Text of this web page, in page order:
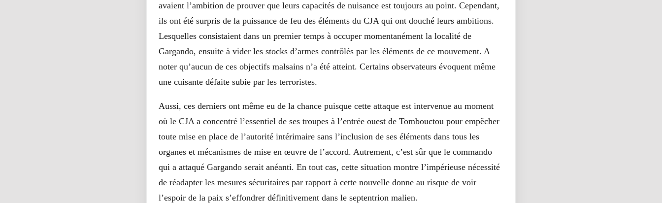
avaient l’ambition de prouver que leurs capacités de nuisance est toujours au point. Cependant,
ils ont été surpris de la puissance de feu des éléments du CJA qui ont douché leurs ambitions.
Lesquelles consistaient dans un premier temps à occuper momentanément la localité de
Gargando, ensuite à vider les stocks d’armes contrôlés par les éléments de ce mouvement. A
noter qu’aucun de ces objectifs malsains n’a été atteint. Certains observateurs évoquent même
une cuisante défaite subie par les terroristes.
Aussi, ces derniers ont même eu de la chance puisque cette attaque est intervenue au moment
où le CJA a concentré l’essentiel de ses troupes à l’entrée ouest de Tombouctou pour empêcher
toute mise en place de l’autorité intérimaire sans l’inclusion de ses éléments dans tous les
organes et mécanismes de mise en œuvre de l’accord. Autrement, c’est sûr que le commando
qui a attaqué Gargando serait anéanti. En tout cas, cette situation montre l’impérieuse nécessité
de réadapter les mesures sécuritaires par rapport à cette nouvelle donne au risque de voir
l’espoir de la paix s’effondrer définitivement dans le septentrion malien.